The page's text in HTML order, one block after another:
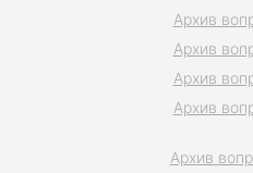
Архив
Архив
Архив
Архив
Архив